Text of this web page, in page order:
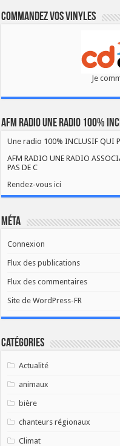
Commandez vos vinyles
Je
AFM RADIO UNE RADIO 100%
Une radio 100% INCLUSIF QUI
AFM RADIO UNE RADIO
PAS DE C
Rendez-vous ici
Méta
Connexion
Flux des publications
Flux des commentaires
Site de WordPress-FR
Catégories
Actualité
animaux
bière
chanteurs régionaux
Climat